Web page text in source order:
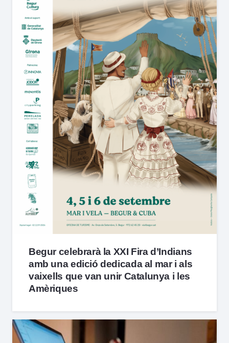
Begur celebrarà la XXI Fira d’Indians
amb una edició dedicada al mar i als
vaixells que van unir Catalunya i les
Amèriques